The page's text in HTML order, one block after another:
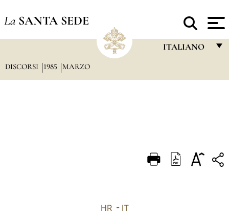
La SANTA SEDE
ITALIANO
DEUTSCH
DISCORSI 1985 MARZO
HR- IT